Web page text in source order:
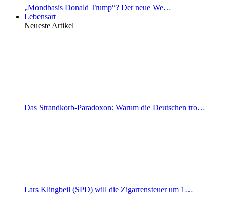
„Mondbasis Donald Trump“? Der neue We…
Lebensart
Neueste Artikel
Das Strandkorb-Paradoxon: Warum die Deutschen tro…
Lars Klingbeil (SPD) will die Zigarrensteuer um 1…